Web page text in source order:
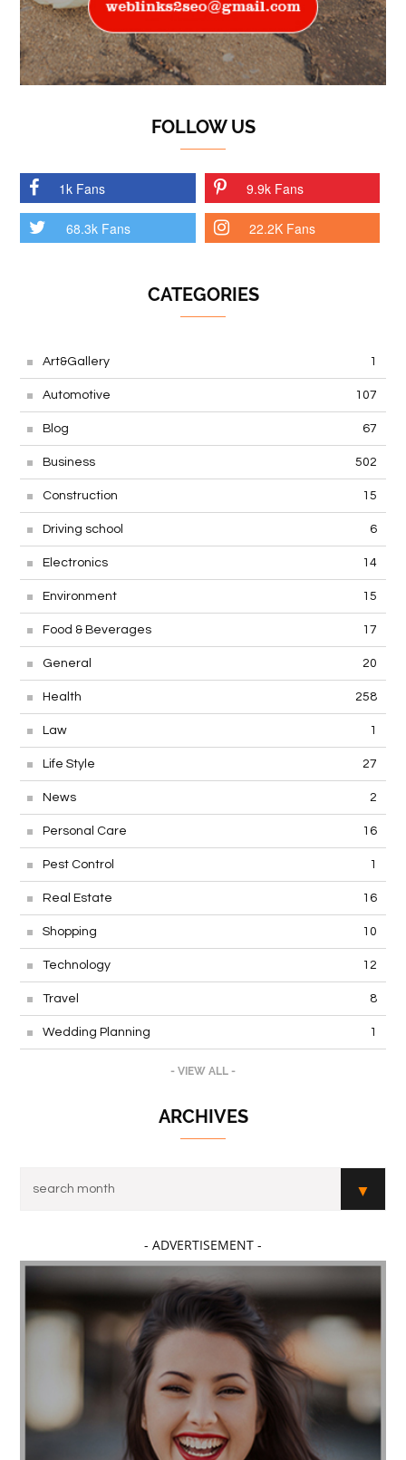
1k Fans 9.9k Fans
Art&Gallery 1
Automotive 107
Blog 67
Business 502
Construction 15
Driving school 6
Electronics 14
Environment 15
Food & Beverages 17
General 20
Health 258
Law 1
Life Style 27
News 2
Personal Care 16
Pest Control 1
Real Estate 16
Shopping 10
Technology 12
Travel 8
- ADVERTISEMENT -